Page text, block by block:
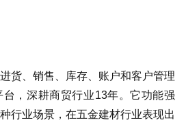
货、销售、库存、账户和客户管理
，深耕商贸行业13年。它功能强
行业场景，在五金建材行业表现出